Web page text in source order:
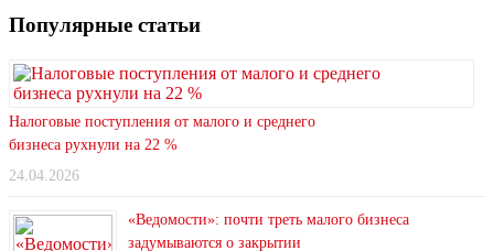
Популярные статьи
Налоговые поступления от малого и среднего
бизнеса рухнули на 22 %
24.04.2026
«Ведомости»: почти треть малого бизнеса
задумываются о закрытии